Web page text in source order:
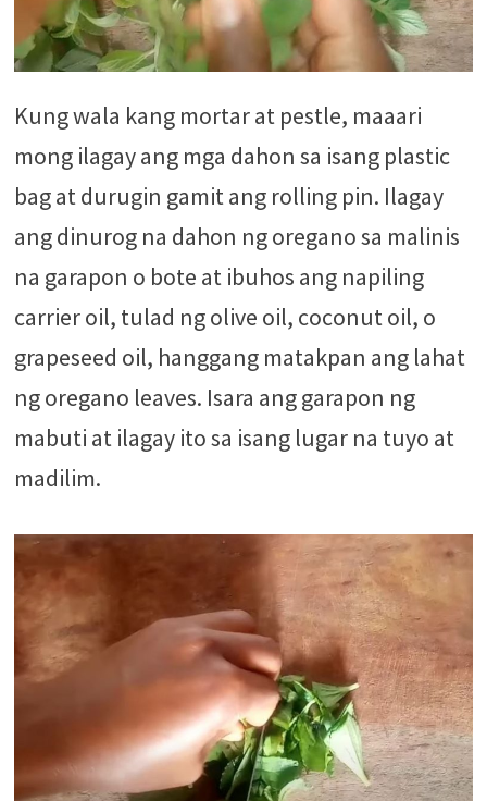
Kung wala kang mortar at pestle, maaari
mong ilagay ang mga dahon sa isang plastic
bag at durugin gamit ang rolling pin. Ilagay
ang dinurog na dahon ng oregano sa malinis
na garapon o bote at ibuhos ang napiling
carrier oil, tulad ng olive oil, coconut oil, o
grapeseed oil, hanggang matakpan ang lahat
ng oregano leaves. Isara ang garapon ng
mabuti at ilagay ito sa isang lugar na tuyo at
madilim.